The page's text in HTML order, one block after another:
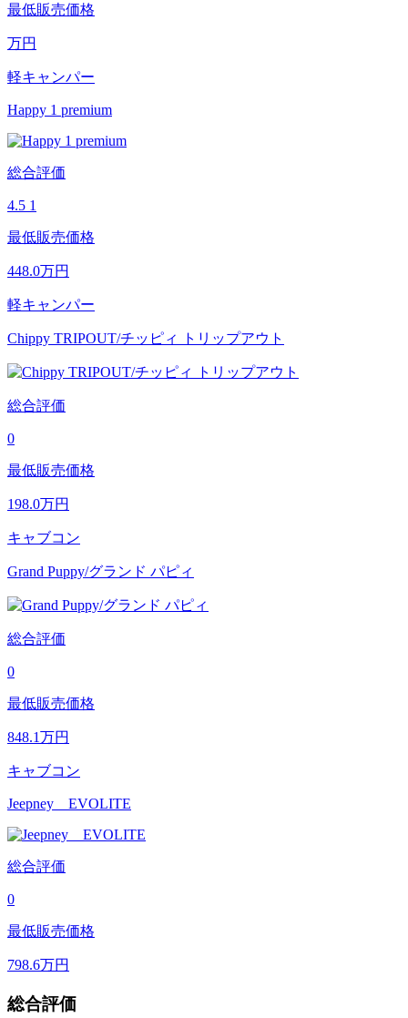
最低販売価格
万円
軽キャンパー
Happy 1 premium
総合評価
4.5 1
最低販売価格
448.0万円
軽キャンパー
Chippy TRIPOUT/チッピィ トリップアウト
総合評価
0
最低販売価格
198.0万円
キャブコン
Grand Puppy/グランド パピィ
総合評価
0
最低販売価格
848.1万円
キャブコン
Jeepney EVOLITE
総合評価
0
最低販売価格
798.6万円
総合評価